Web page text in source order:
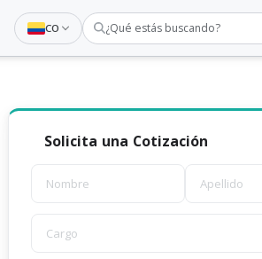
CO ¿Qué estás buscando?
Solicita una Cotización